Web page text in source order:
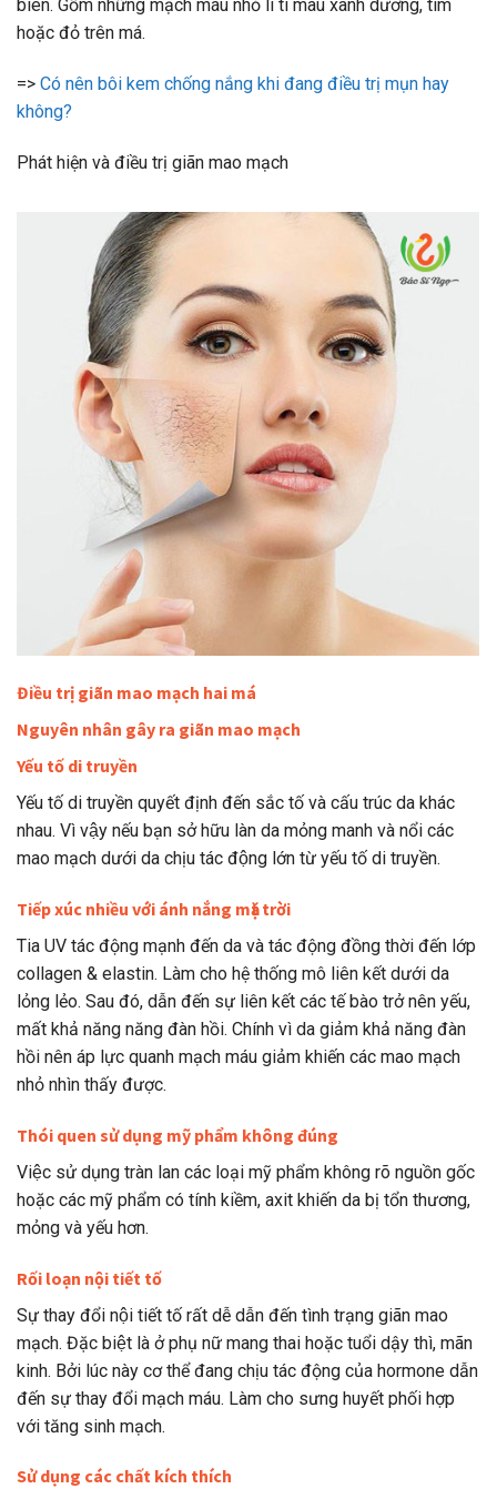
biên. Gồm những mạch máu nhỏ li ti màu xanh dương, tím
hoặc đỏ trên má.
=> Có nên bôi kem chống nắng khi đang điều trị mụn hay
không?
Phát hiện và điều trị giãn mao mạch
Điều trị giãn mao mạch hai má
Nguyên nhân gây ra giãn mao mạch
Yếu tố di truyền
Yếu tố di truyền quyết định đến sắc tố và cấu trúc da khác
nhau. Vì vậy nếu bạn sở hữu làn da mỏng manh và nổi các
mao mạch dưới da chịu tác động lớn từ yếu tố di truyền.
Tiếp xúc nhiều với ánh nắng mặt trời
Tia UV tác động mạnh đến da và tác động đồng thời đến lớp
collagen & elastin. Làm cho hệ thống mô liên kết dưới da
lỏng lẻo. Sau đó, dẫn đến sự liên kết các tế bào trở nên yếu,
mất khả năng năng đàn hồi. Chính vì da giảm khả năng đàn
hồi nên áp lực quanh mạch máu giảm khiến các mao mạch
nhỏ nhìn thấy được.
Thói quen sử dụng mỹ phẩm không đúng
Việc sử dụng tràn lan các loại mỹ phẩm không rõ nguồn gốc
hoặc các mỹ phẩm có tính kiềm, axit khiến da bị tổn thương,
mỏng và yếu hơn.
Rối loạn nội tiết tố
Sự thay đổi nội tiết tố rất dễ dẫn đến tình trạng giãn mao
mạch. Đặc biệt là ở phụ nữ mang thai hoặc tuổi dậy thì, mãn
kinh. Bởi lúc này cơ thể đang chịu tác động của hormone dẫn
đến sự thay đổi mạch máu. Làm cho sưng huyết phối hợp
với tăng sinh mạch.
Sử dụng các chất kích thích